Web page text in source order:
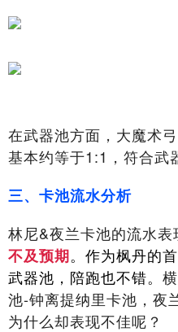
在武器池方面，大魔术
基本约等于1:1，符合武
三、卡池流水分析
林尼&夜兰卡池的流水
不及预期。作为枫丹的
武器池，陪跑也不错。
池-钟离提纳里卡池，夜
为什么却表现不佳呢？